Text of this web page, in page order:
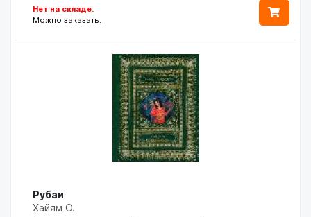
Нет на складе.
Можно заказать.
Рубаи
Хайям О.